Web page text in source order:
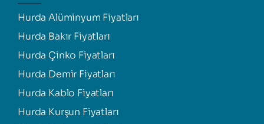
Hurda Alüminyum Fiyatları
Hurda Bakır Fiyatları
Hurda Çinko Fiyatları
Hurda Demir Fiyatları
Hurda Kablo Fiyatları
Hurda Kurşun Fiyatları